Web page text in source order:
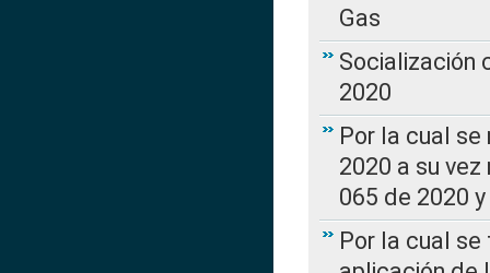
Gas
Socialización
2020
Por la cual se
2020 a su
065 de 2020
Por la cual